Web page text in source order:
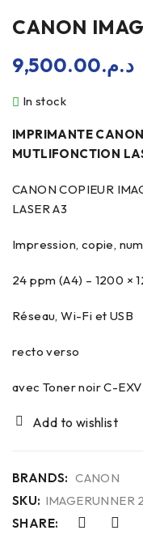
CANON
د.م.9,500.00
In stock
IMPRIMANTE
MUTLIFONCTION
CANON COPIEUR
LASER A3
Impression, copie,
24 ppm (A4) – 1200 ×
Réseau, Wi-Fi et USB
recto verso
avec Toner noir C-
BRANDS: CANON
SKU: IMAGERUNNER
SHARE: